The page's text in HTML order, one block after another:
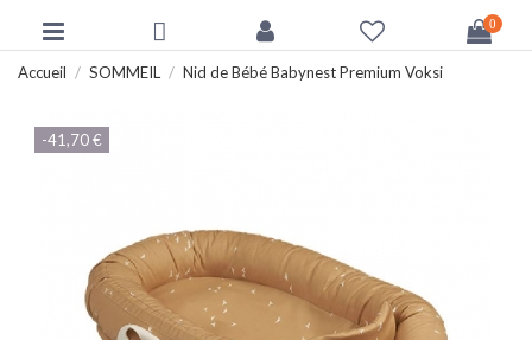
0
Accueil SOMMEIL Nid de Bébé Babynest Premium Voksi
-41,70 €